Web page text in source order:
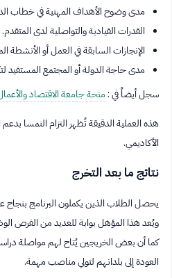
مدى وضوح الأهداف المهنية في خطاب
القدرات القيادية والتواصلية لدى المتقدم.
الإنجازات السابقة في العمل أو الأنشطة
مدى حاجة الدولة أو المجتمع المستفيد
سجل أيضاً في :منحة جامعة الاقتصاد
هذه العملية الدقيقة تُظهر التزام النمسا
الأكاديمي.
نتائج ما بعد التخرج
ويُعد هذا المؤهل بوابة للعديد من الفرص
كما أن بعض الخريجين يُتاح لهم مواصلة
العودة إلى بلدانهم لتولي مناصب مهمة.